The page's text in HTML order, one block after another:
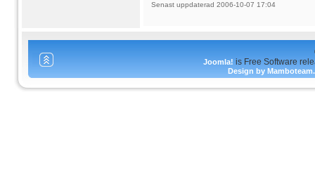
Senast uppdaterad 2006-10-07 17:04
Joomla! is Free Software
Design by